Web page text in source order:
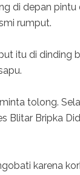
di depan
rumput.
itu di dinding
tolong.
Blitar Bripka
karena